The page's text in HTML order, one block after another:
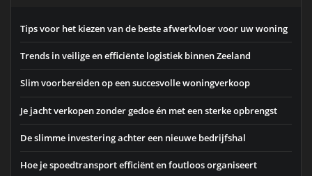
Tips voor het kiezen van de beste afwerkvloer voor uw woning
Trends in veilige en efficiënte logistiek binnen Zeeland
Slim voorbereiden op een succesvolle woningverkoop
Je jacht verkopen zonder gedoe én met een sterke opbrengst
De slimme investering achter een nieuwe bedrijfshal
Hoe je spoedtransport efficiënt en foutloos organiseert